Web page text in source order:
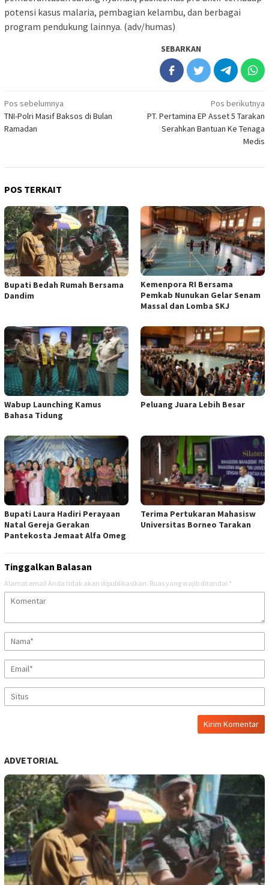
potensi kasus malaria, pembagian kelambu, dan berbagai
program pendukung lainnya. (adv/humas)
SEBARKAN
Navigasi
pos
Pos sebelumnya
TNI-Polri Masif Baksos di Bulan
Ramadan
Pos berikutnya
PT. Pertamina EP Asset 5 Tarakan
Serahkan Bantuan Ke Tenaga
Medis
POS TERKAIT
Bupati Bedah Rumah Bersama
Dandim
Kemenpora RI Bersama
Pemkab Nunukan Gelar Senam
Massal dan Lomba SKJ
Wabup Launching Kamus
Bahasa Tidung
Peluang Juara Lebih Besar
Bupati Laura Hadiri Perayaan
Natal Gereja Gerakan
Pantekosta Jemaat Alfa Omeg
Terima Pertukaran Mahasisw
Universitas Borneo Tarakan
Tinggalkan Balasan
Alamat email Anda tidak akan dipublikasikan. Ruas yang wajib ditandai *
ADVETORIAL